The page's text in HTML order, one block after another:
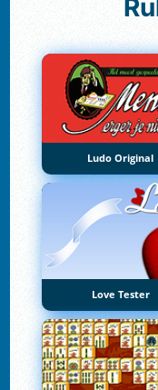
Ludo Original
Love Tester